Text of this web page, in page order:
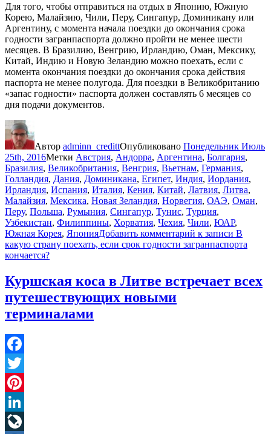
Для того, чтобы отправиться на отдых в Японию, Южную
Корею, Малайзию, Чили, Перу, Сингапур, Доминикану или
Аргентину, с момента начала поездки до окончания срока
годности загранпаспорта должно пройти не менее шести
месяцев. В Бразилию, Венгрию, Ирландию, Оман, Мексику,
Китай, Индию и Новую Зеландию можно поехать, если с
момента окончания поездки до окончания срока действия
паспорта не менее полугода. Для поездки в Великобританию
«запас годности» паспорта должен составлять 6 месяцев со
дня подачи документов.
Автор adminn_credittОпубликовано Понедельник Июль
25th, 2016Метки Австрия, Андорра, Аргентина, Болгария,
Бразилия, Великобритания, Венгрия, Вьетнам, Германия,
Голландия, Дания, Доминикана, Египет, Индия, Иордания,
Ирландия, Испания, Италия, Кения, Китай, Латвия, Литва,
Малайзия, Мексика, Новая Зеландия, Норвегия, ОАЭ, Оман,
Перу, Польша, Румыния, Сингапур, Тунис, Турция,
Узбекистан, Филиппины, Хорватия, Чехия, Чили, ЮАР,
Южная Корея, ЯпонияДобавить комментарий к записи В
какую страну поехать, если срок годности загранпаспорта
кончается?
Куршская коса в Литве встречает всех
путешествующих новыми
терминалами
Facebook
Twitter
Pinterest
LinkedIn